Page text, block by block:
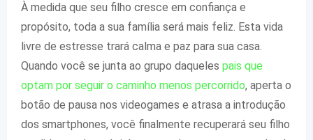
À medida que seu filho cresce em confiança e
propósito, toda a sua família será mais feliz. Esta vida
livre de estresse trará calma e paz para sua casa.
Quando você se junta ao grupo daqueles pais que
optam por seguir o caminho menos percorrido, aperta o
botão de pausa nos videogames e atrasa a introdução
dos smartphones, você finalmente recuperará seu filho